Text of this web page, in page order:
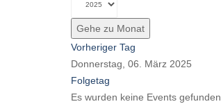
Gehe zu Monat
Vorheriger Tag
Donnerstag, 06. März 2025
Folgetag
Es wurden keine Events gefunden